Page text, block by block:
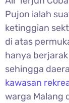
Pujon ialah
ketinggian
di atas
hanya
sehingga
kawasan
warga Malang